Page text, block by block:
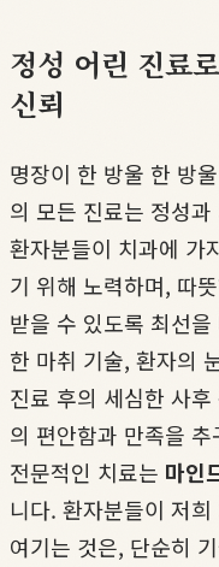
정성 어린 진료
신뢰
명장이 한 방울 한 방
의 모든 진료는 정성
환자분들이 치과에 가
기 위해 노력하며, 따
받을 수 있도록 최선
한 마취 기술, 환자의
진료 후의 세심한 사
의 편안함과 만족을
전문적인 치료는 마인
니다. 환자분들이 저
여기는 것은, 단순히